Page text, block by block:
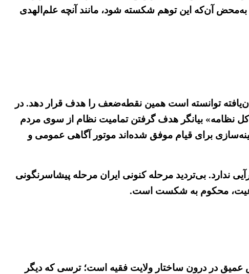
آن‌که این توهم شکسته شود، مانند آنچه علم‌الهدی
توانسته است همین نقطه‌ضعف را هدف قرار دهد. در
نظامه» بیانگر هدف گرفتن تمامیت نظام از سوی مردم
برای قیام موفق شده‌اند موتور آگاهی عمومی و
ندارد. بی‌تردید مرحله کنونی ایران مرحله پیشاسرنگونی
محکوم به شکست است.
در درون ساختار ولایت فقیه است؛ ترسی که دیگر